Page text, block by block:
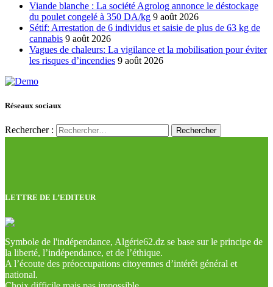
Viande blanche : La société Agrolog annonce le déstockage
du poulet congelé à 350 DA/kg 9 août 2026
Sétif: Arrestation de 6 individus et saisie de plus de 63 kg de
cannabis 9 août 2026
Vagues de chaleurs: La vigilance et la mobilisation pour éviter
les risques d’incendies 9 août 2026
Réseaux sociaux
Rechercher :
LETTRE DE L’EDITEUR
Symbole de l'indépendance, Algérie62.dz se base sur le principe de
la liberté, l’indépendance, et de l’éthique.
A l’écoute des préoccupations citoyennes d’intérêt général et
national.